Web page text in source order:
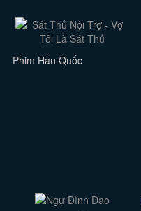
Phim Hàn Quốc